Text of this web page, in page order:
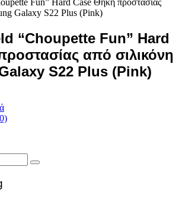
“Choupette Fun” Hard
από σιλικόνη
S22 Plus (Pink)